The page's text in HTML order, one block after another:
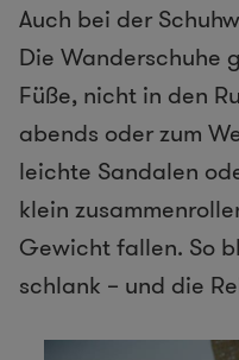
Auch bei der
Die Wanderschuhe
Füße, nicht in den
abends oder zum
leichte Sandalen
klein
Gewicht fallen. So
schlank – und die